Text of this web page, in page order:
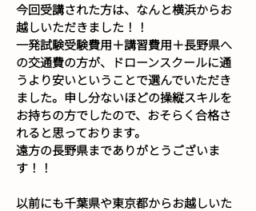
今回受講された方は、なんと横浜からお
越しいただきました！！
一発試験受験費用＋講習費用＋長野県へ
の交通費の方が、ドローンスクールに通
うより安いということで選んでいただき
ました。申し分ないほどの操縦スキルを
お持ちの方でしたので、おそらく合格さ
れると思っております。
遠方の長野県までありがとうございま
す！！
以前にも千葉県や東京都からお越しいた